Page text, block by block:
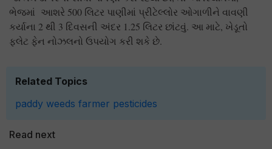
ભેજમાં આશરે 500 લિટર પાણીમાં પ્રીટેલ્લોર ઓગાળીને વાવણી
કર્યાના 2 થી 3 દિવસની અંદર 1.25 લિટર છાંટવું. આ માટે, ખેડૂતો
ફ્લેટ ફેન નોઝલનો ઉપયોગ કરી શકે છે.
Related Topics
paddy weeds farmer pesticides
Read next